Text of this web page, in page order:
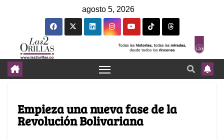
agosto 5, 2026
Empieza una nueva fase de la
Revolución Bolivariana